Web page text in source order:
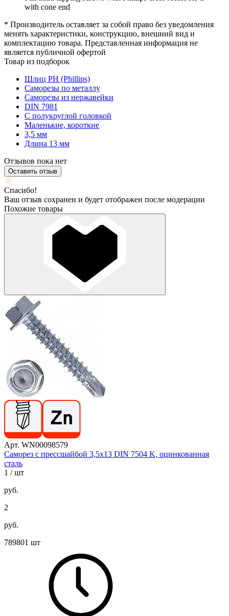
with cone end
* Производитель оставляет за собой право без уведомления
менять характеристики, конструкцию, внешний вид и
комплектацию товара. Представленная информация не
является публичной офертой
Товар из подборок
Шлиц PH (Phillips)
Саморезы по металлу
Саморезы из нержавейки
DIN 7981
С полукруглой головкой
Маленькие, короткие
3,5 мм
Длина 13 мм
Отзывов пока нет
Оставить отзыв
Спасибо!
Ваш отзыв сохранен и будет отображен после модерации
Похожие товары
Арт. WN00098579
Саморез с прессшайбой 3,5х13 DIN 7504 K, оцинкованная
сталь
1 / шт
руб.
2
руб.
789801 шт